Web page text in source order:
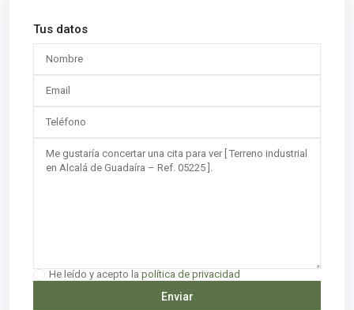
Tus datos
He leído y acepto la política de privacidad